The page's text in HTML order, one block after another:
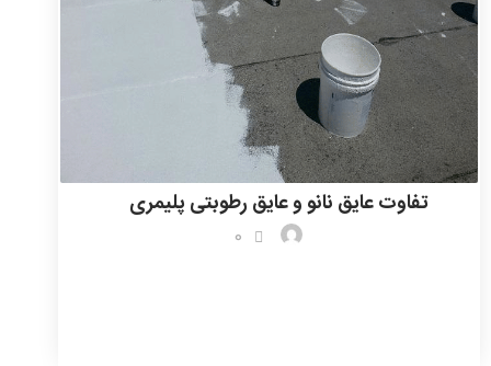
تفاوت عایق نانو و عایق رطوبتی پلیمری
0